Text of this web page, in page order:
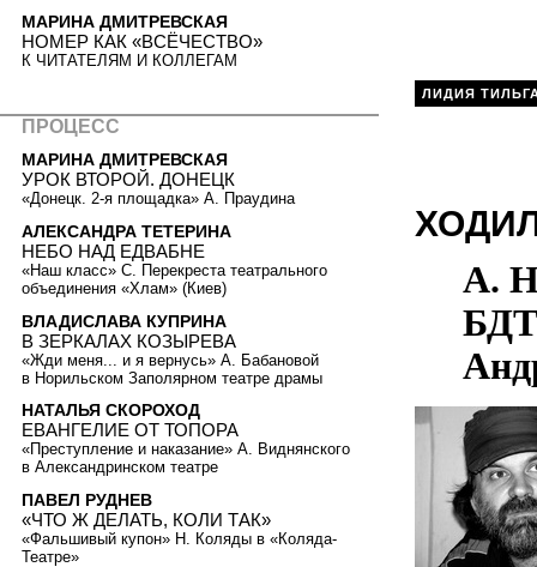
ЛИДИЯ
А.
БДТ
МАРИНА ДМИТРЕВСКАЯ
НОМЕР КАК «ВСЁЧЕСТВО»
К ЧИТАТЕЛЯМ И КОЛЛЕГАМ
ПРОЦЕСС
МАРИНА ДМИТРЕВСКАЯ
УРОК ВТОРОЙ. ДОНЕЦК
«Донецк. 2-я площадка» А. Праудина
АЛЕКСАНДРА ТЕТЕРИНА
НЕБО НАД ЕДВАБНЕ
«Наш класс» С. Перекреста театрального
объединения «Хлам» (Киев)
ВЛАДИСЛАВА КУПРИНА
В ЗЕРКАЛАХ КОЗЫРЕВА
«Жди меня... и я вернусь» А. Бабановой
в Норильском Заполярном театре драмы
НАТАЛЬЯ СКОРОХОД
ЕВАНГЕЛИЕ ОТ ТОПОРА
«Преступление и наказание» А. Виднянского
в Александринском театре
ПАВЕЛ РУДНЕВ
«ЧТО Ж ДЕЛАТЬ, КОЛИ ТАК»
«Фальшивый купон» Н. Коляды в «Коляда-
Театре»